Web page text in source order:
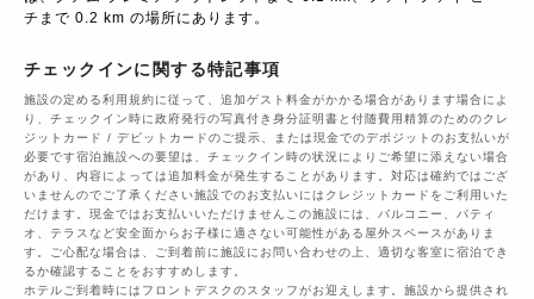
チまで 0.2 km の場所にあります。
チェックインに関する特記事項
施設の定める利用規約に従って、追加ゲスト料金がかかる場合があります場合によ
り、チェックイン時に政府発行の写真付き身分証明書と付随費用精算のためのクレ
ジットカード / デビットカードのご提示、または現金でのデポジットのお支払いが
必要です宿泊施設への要望は、チェックイン時の状況によりご希望に添えない場合
があり、内容によっては追加料金が発生することがあります。対応は確約ではござ
いませんのでご了承ください施設でのお支払いにはクレジットカードをご利用いた
だけます。現金ではお支払いいただけませんこの施設には、バルコニー、パティ
オ、テラスなど安全面からお子様に適さない可能性がある屋外スペースがありま
す。ご心配な場合は、ご到着前に施設にお問い合わせの上、適切な客室に宿泊でき
るか確認することをおすすめします。
ホテルご到着時にはフロントデスクのスタッフがお迎えします。施設から提供され